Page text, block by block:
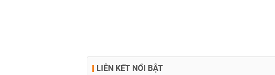
LIÊN KẾT NỔI BẬT